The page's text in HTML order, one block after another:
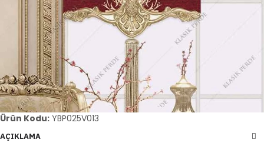
Ürün Kodu: YBP025V013
AÇIKLAMA